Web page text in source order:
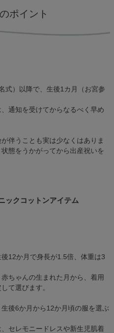
ポイント
式）以降で、生後1カ月（お宮参
通知を受けてからなるべく早め
伴うことも実は少なくはありま
態をうかがってから出産祝いを
ックコットンアイテム
12か月で身長が1.5倍、体重は3
ちゃんの生まれた月から、着用
て選びます。
後6か月から12か月頃の服を選ぶ
セレモニードレスや新生児肌着